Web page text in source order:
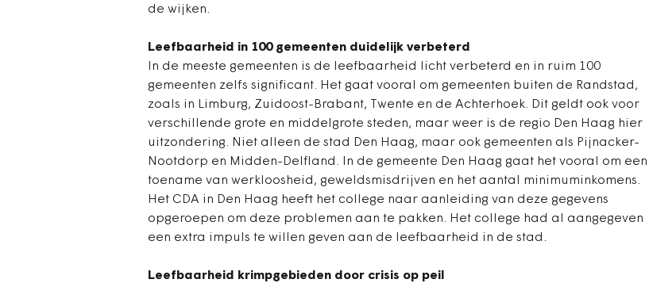
de wijken.
Leefbaarheid in 100 gemeenten duidelijk verbeterd
In de meeste gemeenten is de leefbaarheid licht verbeterd en in ruim 100
gemeenten zelfs significant. Het gaat vooral om gemeenten buiten de Randstad,
zoals in Limburg, Zuidoost-Brabant, Twente en de Achterhoek. Dit geldt ook voor
verschillende grote en middelgrote steden, maar weer is de regio Den Haag hier
uitzondering. Niet alleen de stad Den Haag, maar ook gemeenten als Pijnacker-
Nootdorp en Midden-Delfland. In de gemeente Den Haag gaat het vooral om een
toename van werkloosheid, geweldsmisdrijven en het aantal minimuminkomens.
Het CDA in Den Haag heeft het college naar aanleiding van deze gegevens
opgeroepen om deze problemen aan te pakken. Het college had al aangegeven
een extra impuls te willen geven aan de leefbaarheid in de stad.
Leefbaarheid krimpgebieden door crisis op peil